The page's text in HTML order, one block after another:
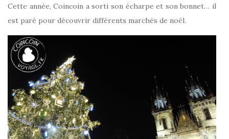
Cette année, Coincoin a sorti son écharpe et son bonnet… il
est paré pour découvrir différents marchés de noël.